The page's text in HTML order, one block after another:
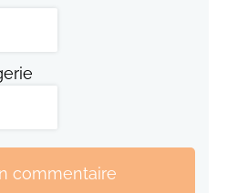
commentaire